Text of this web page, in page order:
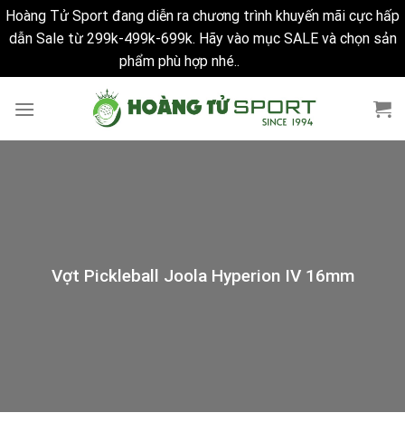
Hoàng Tử Sport đang diễn ra chương trình khuyến mãi cực hấp
dẫn Sale từ 299k-499k-699k. Hãy vào mục SALE và chọn sản
phẩm phù hợp nhé..
Vợt Pickleball Joola Hyperion IV 16mm